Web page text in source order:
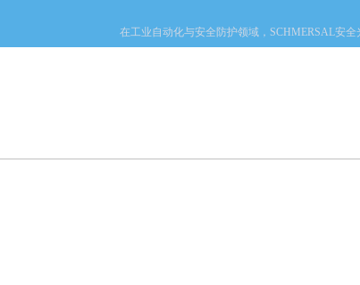
在工业自动化与安全防护领域，SCHMERSAL安全光电开